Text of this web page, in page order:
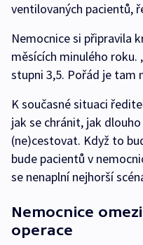
ventilovaných pacientů,
Nemocnice si připravila
měsících minulého roku.
stupni 3,5. Pořád je tam
K současné situaci
jak se chránit, jak
(ne)cestovat. Když to
bude pacientů v
se nenaplní nejhorší
Nemocnice
operace